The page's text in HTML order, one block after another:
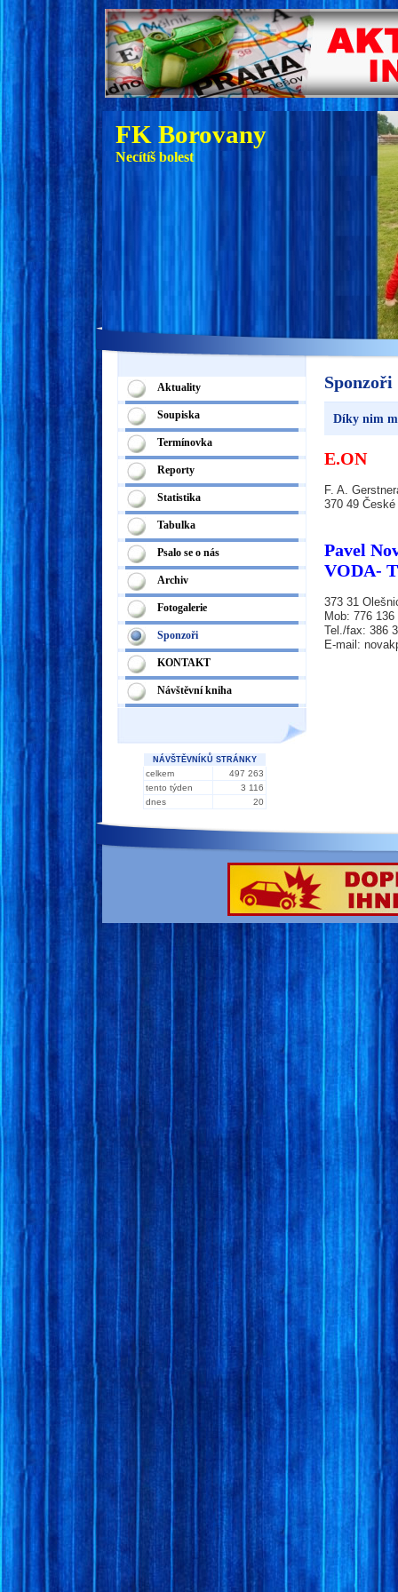
FK Borovany
Necítíš bolest
Sponzoři
Díky nim
E.ON
F. A.
370 49
Pavel
VODA-
373 31
Mob: 776 136
Tel./fax: 386
E-mail:
Aktuality
Soupiska
Termínovka
Reporty
Statistika
Tabulka
Psalo se o nás
Archiv
Fotogalerie
Sponzoři
KONTAKT
Návštěvní kniha
NÁVŠTĚVNÍKŮ STRÁNKY
celkem
497 263
tento týden
3 116
dnes
20